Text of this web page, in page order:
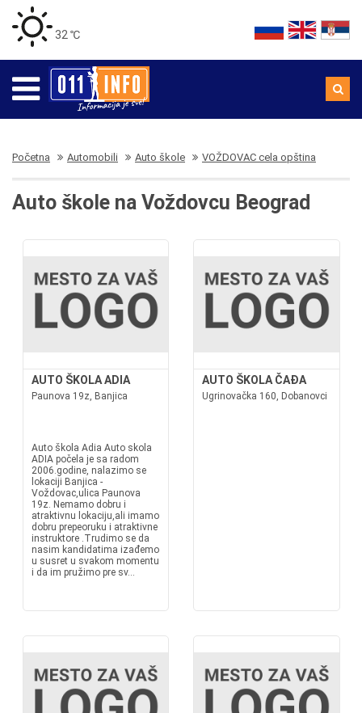
32 ℃
Početna Automobili Auto škole VOŽDOVAC cela opština
Auto škole na Voždovcu Beograd
AUTO ŠKOLA ADIA
Paunova 19z, Banjica
Auto škola Adia Auto skola
ADIA počela je sa radom
2006.godine, nalazimo se
lokaciji Banjica -
Voždovac,ulica Paunova
19z. Nemamo dobru i
atraktivnu lokaciju,ali imamo
dobru prepeoruku i atraktivne
instruktore .Trudimo se da
nasim kandidatima izađemo
u susret u svakom momentu
i da im pružimo pre sv...
AUTO ŠKOLA ČAĐA
Ugrinovačka 160, Dobanovci